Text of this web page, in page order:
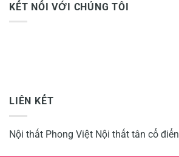
KẾT NỐI VỚI CHÚNG TÔI
LIÊN KẾT
Nội thất Phong Việt Nội thất tân cổ điển